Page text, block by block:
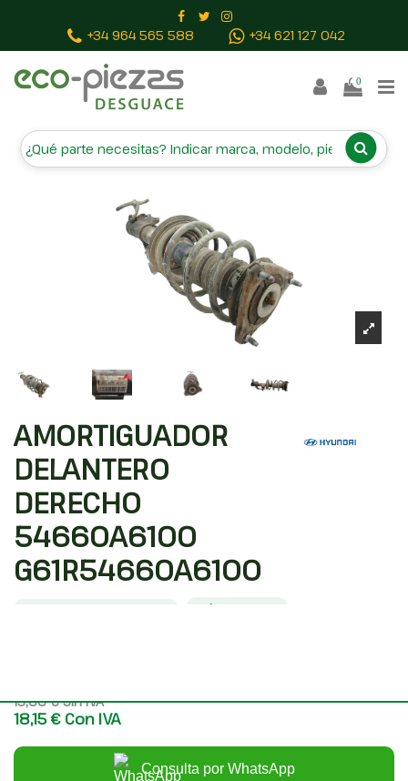
+34 964 565 588 +34 621 127 042
0
AMORTIGUADOR DELANTERO
DERECHO 54660A6100 G61R54660A6100
AMORTIGUADOR
DELANTERO
DERECHO
54660A6100
G61R54660A6100
15,00 € Sin IVA
18,15 € Con IVA
Consulta por WhatsApp